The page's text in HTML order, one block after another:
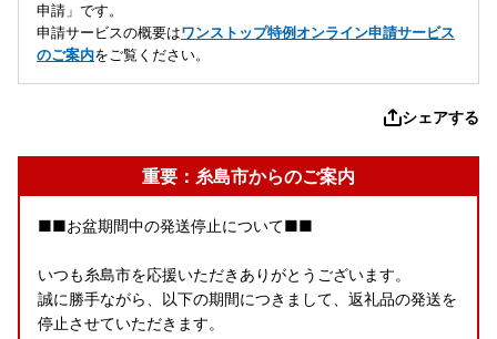
申請」です。
申請サービスの概要はワンストップ特例オンライン申請サービス
のご案内をご覧ください。
シェアする
重要：糸島市からのご案内
■■お盆期間中の発送停止について■■
いつも糸島市を応援いただきありがとうございます。
誠に勝手ながら、以下の期間につきまして、返礼品の発送を
停止させていただきます。